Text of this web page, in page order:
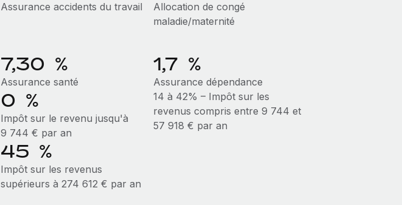
Assurance accidents du travail
Allocation de congé
maladie/maternité
7,30 %
Assurance santé
1,7 %
Assurance dépendance
0 %
Impôt sur le revenu jusqu'à
9 744 € par an
14 à 42% – Impôt sur les
revenus compris entre 9 744 et
57 918 € par an
45 %
Impôt sur les revenus
supérieurs à 274 612 € par an